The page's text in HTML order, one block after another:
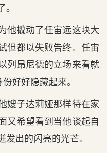
他撬动了任宙远这块大
但都以失败告终。任宙
列昂尼德的立场来看就
好好隐藏起来。
嫂子达莉娅那样待在家
又希望看到当他谈起自
出的闪亮的光芒。